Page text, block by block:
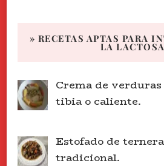
» RECETAS APTAS PARA
LA
Crema de
tibia o caliente.
Estofado de
tradicional.